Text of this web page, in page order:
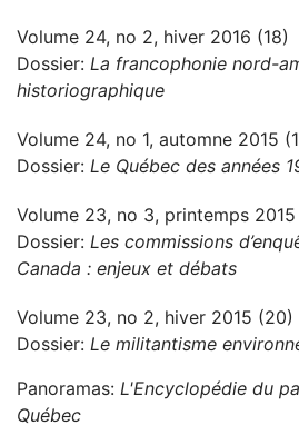
Volume 24, no 2, hiver 2016 (18)
Dossier: La francophonie nord-
historiographique
Volume 24, no 1, automne 2015
Dossier: Le Québec des années
Volume 23, no 3, printemps
Dossier: Les commissions
Canada : enjeux et débats
Volume 23, no 2, hiver 2015 (20)
Dossier: Le militantisme
Panoramas: L'Encyclopédie du
Québec